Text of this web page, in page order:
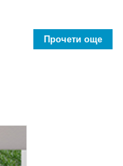
Прочети още